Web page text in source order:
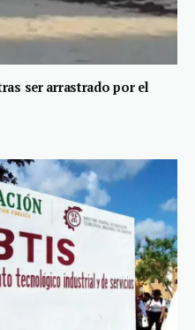
ser arrastrado por el